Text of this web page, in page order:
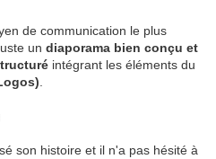
de communication le plus
un diaporama bien conçu et
intégrant les éléments du
son histoire et il n'a pas hésité à